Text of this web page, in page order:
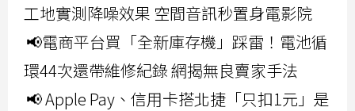
工地實測降噪效果 空間音訊秒置身電影院
📢電商平台買「全新庫存機」踩雷！電池循
環44次還帶維修紀錄 網揭無良賣家手法
📢 Apple Pay、信用卡搭北捷「只扣1元」是